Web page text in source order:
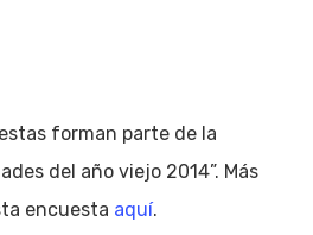
forman parte de la
del año viejo 2014”. Más
encuesta aquí.